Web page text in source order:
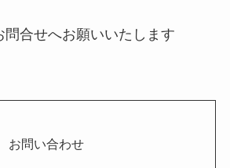
問合せへお願いいたします
お問い合わせ